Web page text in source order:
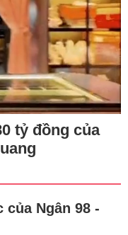
tỷ đồng của
Ngân 98 -